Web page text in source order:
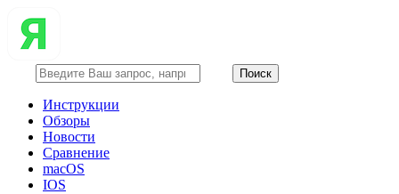
Инструкции
Обзоры
Новости
Сравнение
macOS
IOS